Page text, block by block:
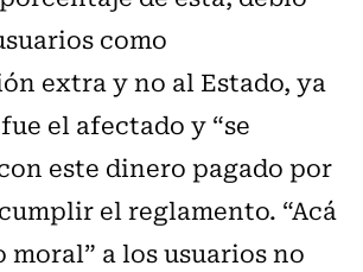
como
extra y no al Estado, ya
el afectado y “se
este dinero pagado por
el reglamento. “Acá
moral” a los usuarios no